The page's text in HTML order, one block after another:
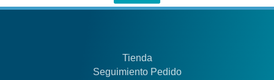
Tienda
Seguimiento Pedido